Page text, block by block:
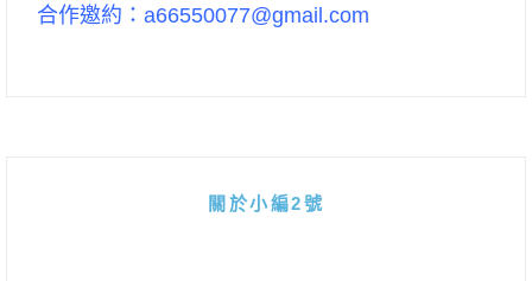
合作邀約：a66550077@gmail.com
關於小編2號